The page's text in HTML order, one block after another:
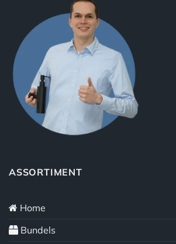
ASSORTIMENT
Home
Bundels